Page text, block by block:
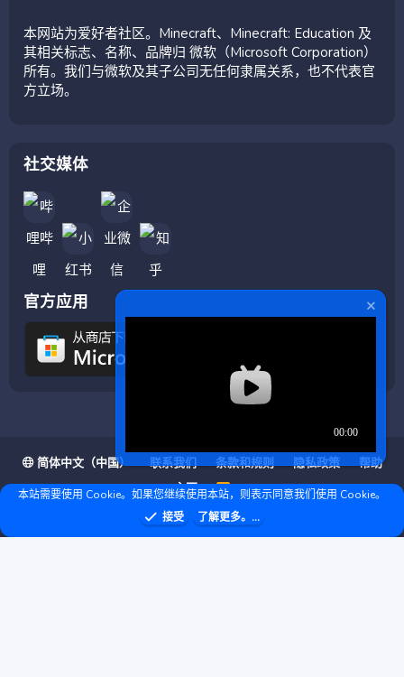
本网站为爱好者社区。Minecraft、Minecraft: Education 及
其相关标志、名称、品牌归 微软（Microsoft Corporation）
所有。我们与微软及其子公司无任何隶属关系，也不代表官
方立场。
社交媒体
官方应用
简体中文（中国） 联系我们 条款和规则 隐私政策
帮助
主页
R
S
S
❤ © Copyright 2020–2026 基岩科技 版权所有 |Microsoft Marketplace
本站需要使用 Cookie。如果您继续使用本站，则表示同意我们使用 Cookie。
接受
了解更多。...